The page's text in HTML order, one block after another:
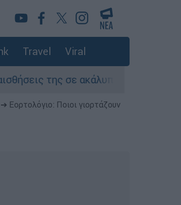
Travel Viral
της σε ακάλυπτο πολυκατοικίας
➔ Εορτολόγιο: Ποιοι γιορτάζουν